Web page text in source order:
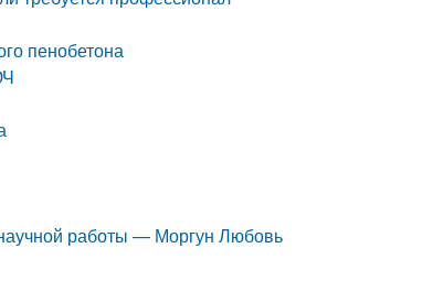
пенобетона
научной работы — Моргун Любовь